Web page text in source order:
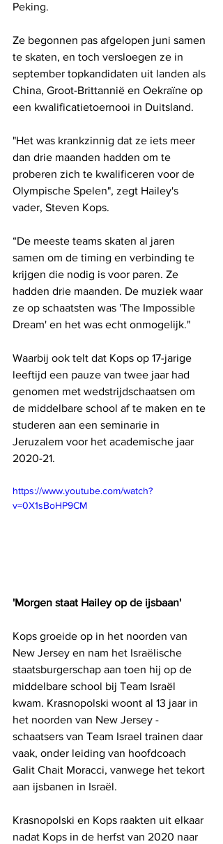
Peking.
Ze begonnen pas afgelopen juni samen
te skaten, en toch versloegen ze in
september topkandidaten uit landen als
China, Groot-Brittannië en Oekraïne op
een kwalificatietoernooi in Duitsland.
"Het was krankzinnig dat ze iets meer
dan drie maanden hadden om te
proberen zich te kwalificeren voor de
Olympische Spelen", zegt Hailey's
vader, Steven Kops.
“De meeste teams skaten al jaren
samen om de timing en verbinding te
krijgen die nodig is voor paren. Ze
hadden drie maanden. De muziek waar
ze op schaatsten was 'The Impossible
Dream' en het was echt onmogelijk."
Waarbij ook telt dat Kops op 17-jarige
leeftijd een pauze van twee jaar had
genomen met wedstrijdschaatsen om
de middelbare school af te maken en te
studeren aan een seminarie in
Jeruzalem voor het academische jaar
2020-21.
https://www.youtube.com/watch?
v=0X1sBoHP9CM
'Morgen staat Hailey op de ijsbaan'
Kops groeide op in het noorden van
New Jersey en nam het Israëlische
staatsburgerschap aan toen hij op de
middelbare school bij Team Israël
kwam. Krasnopolski woont al 13 jaar in
het noorden van New Jersey -
schaatsers van Team Israel trainen daar
vaak, onder leiding van hoofdcoach
Galit Chait Moracci, vanwege het tekort
aan ijsbanen in Israël.
Krasnopolski en Kops raakten uit elkaar
nadat Kops in de herfst van 2020 naar